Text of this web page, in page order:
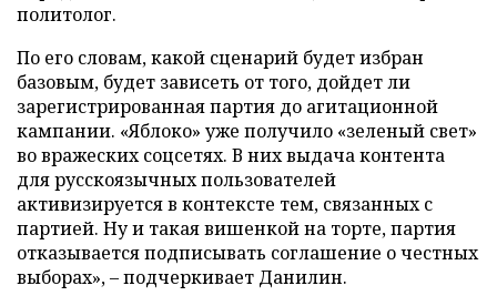
политолог.
По его словам, какой сценарий будет избран
базовым, будет зависеть от того, дойдет ли
зарегистрированная партия до агитационной
кампании. «Яблоко» уже получило «зеленый свет»
во вражеских соцсетях. В них выдача контента
для русскоязычных пользователей
активизируется в контексте тем, связанных с
партией. Ну и такая вишенкой на торте, партия
отказывается подписывать соглашение о честных
выборах», – подчеркивает Данилин.